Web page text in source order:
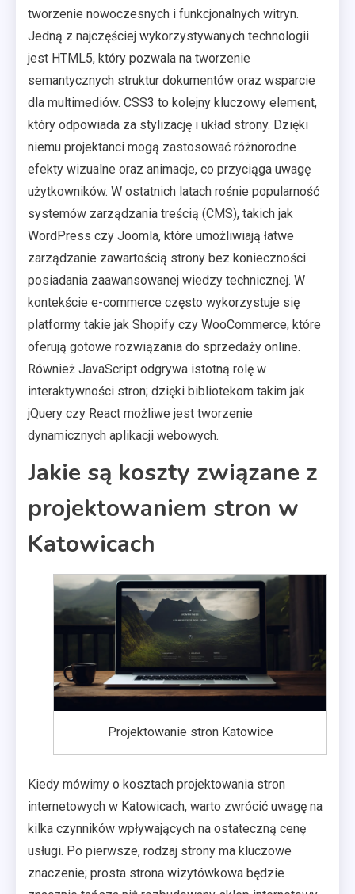
tworzenie nowoczesnych i funkcjonalnych witryn.
Jedną z najczęściej wykorzystywanych technologii
jest HTML5, który pozwala na tworzenie
semantycznych struktur dokumentów oraz wsparcie
dla multimediów. CSS3 to kolejny kluczowy element,
który odpowiada za stylizację i układ strony. Dzięki
niemu projektanci mogą zastosować różnorodne
efekty wizualne oraz animacje, co przyciąga uwagę
użytkowników. W ostatnich latach rośnie popularność
systemów zarządzania treścią (CMS), takich jak
WordPress czy Joomla, które umożliwiają łatwe
zarządzanie zawartością strony bez konieczności
posiadania zaawansowanej wiedzy technicznej. W
kontekście e-commerce często wykorzystuje się
platformy takie jak Shopify czy WooCommerce, które
oferują gotowe rozwiązania do sprzedaży online.
Również JavaScript odgrywa istotną rolę w
interaktywności stron; dzięki bibliotekom takim jak
jQuery czy React możliwe jest tworzenie
dynamicznych aplikacji webowych.
Jakie są koszty związane z
projektowaniem stron w
Katowicach
Projektowanie stron Katowice
Kiedy mówimy o kosztach projektowania stron
internetowych w Katowicach, warto zwrócić uwagę na
kilka czynników wpływających na ostateczną cenę
usługi. Po pierwsze, rodzaj strony ma kluczowe
znaczenie; prosta strona wizytówkowa będzie